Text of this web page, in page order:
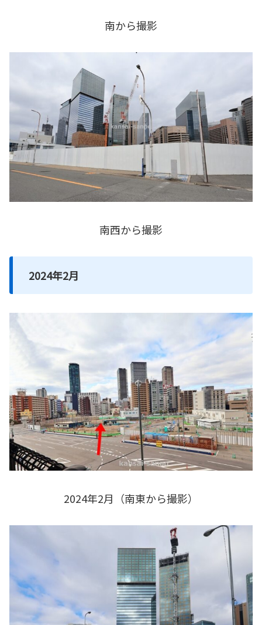
南から撮影
南西から撮影
2024年2月
2024年2月（南東から撮影）